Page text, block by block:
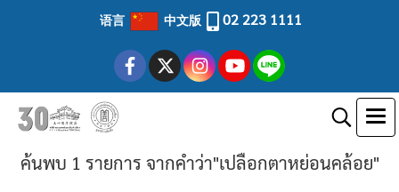
语言 中文版 02 223 1111
ค้นพบ 1 รายการ จากคำว่า"เปลือกตาหย่อนคล้อย"